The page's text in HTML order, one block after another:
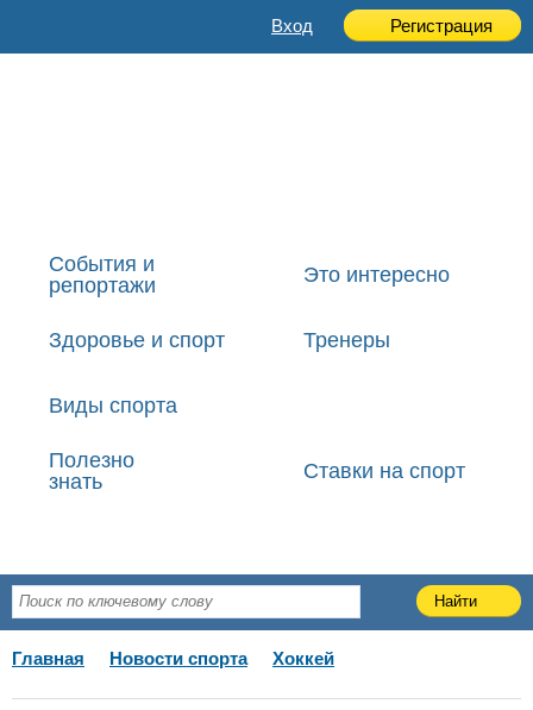
Вход Регистрация
События и
репортажи
Это интересно
Здоровье и спорт Тренеры
Виды спорта
Полезно
знать
Ставки на спорт
Главная Новости спорта Хоккей